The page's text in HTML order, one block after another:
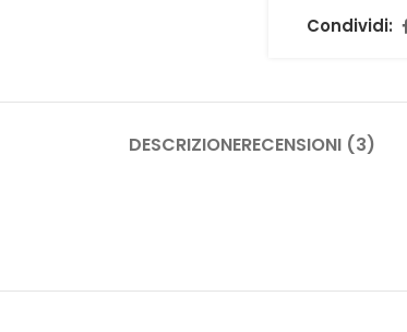
Condividi:
DESCRIZIONERECENSIONI (3)